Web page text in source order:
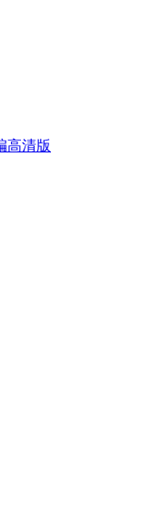
高清版